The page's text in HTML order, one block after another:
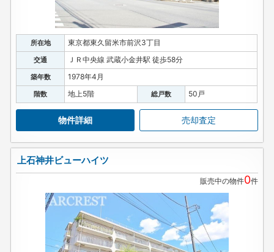
所在地 東京都東久留米市前沢3丁目
交通 ＪＲ中央線 武蔵小金井駅 徒歩58分
築年数 1978年4月
階数 地上5階 総戸数 50戸
物件詳細 売却査定
上石神井ビューハイツ
販売中の物件0件